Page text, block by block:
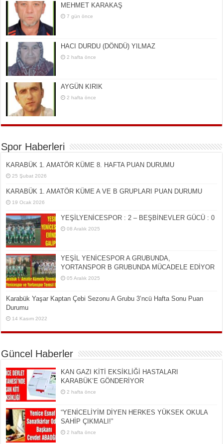
MEHMET KARAKAŞ
7 gün önce
HACI DURDU (DÖNDÜ) YILMAZ
2 hafta önce
AYGÜN KIRIK
2 hafta önce
Spor Haberleri
KARABÜK 1. AMATÖR KÜME 8. HAFTA PUAN DURUMU
25 Şubat 2026
KARABÜK 1. AMATÖR KÜME A VE B GRUPLARI PUAN DURUMU
19 Ocak 2026
YEŞİLYENİCESPOR : 2 – BEŞBİNEVLER GÜCÜ : 0
08 Aralık 2025
YEŞİL YENİCESPOR A GRUBUNDA,
YORTANSPOR B GRUBUNDA MÜCADELE EDİYOR
05 Aralık 2025
Karabük Yaşar Kaptan Çebi Sezonu A Grubu 3’ncü Hafta Sonu Puan
Durumu
14 Kasım 2022
Güncel Haberler
KAN GAZI KİTİ EKSİKLİĞİ HASTALARI
KARABÜK’E GÖNDERİYOR
2 hafta önce
“YENİCELİYİM DİYEN HERKES YÜKSEK OKULA
SAHİP ÇIKMALI!”
2 hafta önce